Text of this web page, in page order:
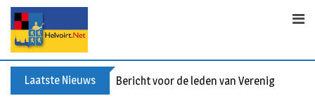
p
Laatste Nieuws Bericht voor de leden van Vereniging 55+